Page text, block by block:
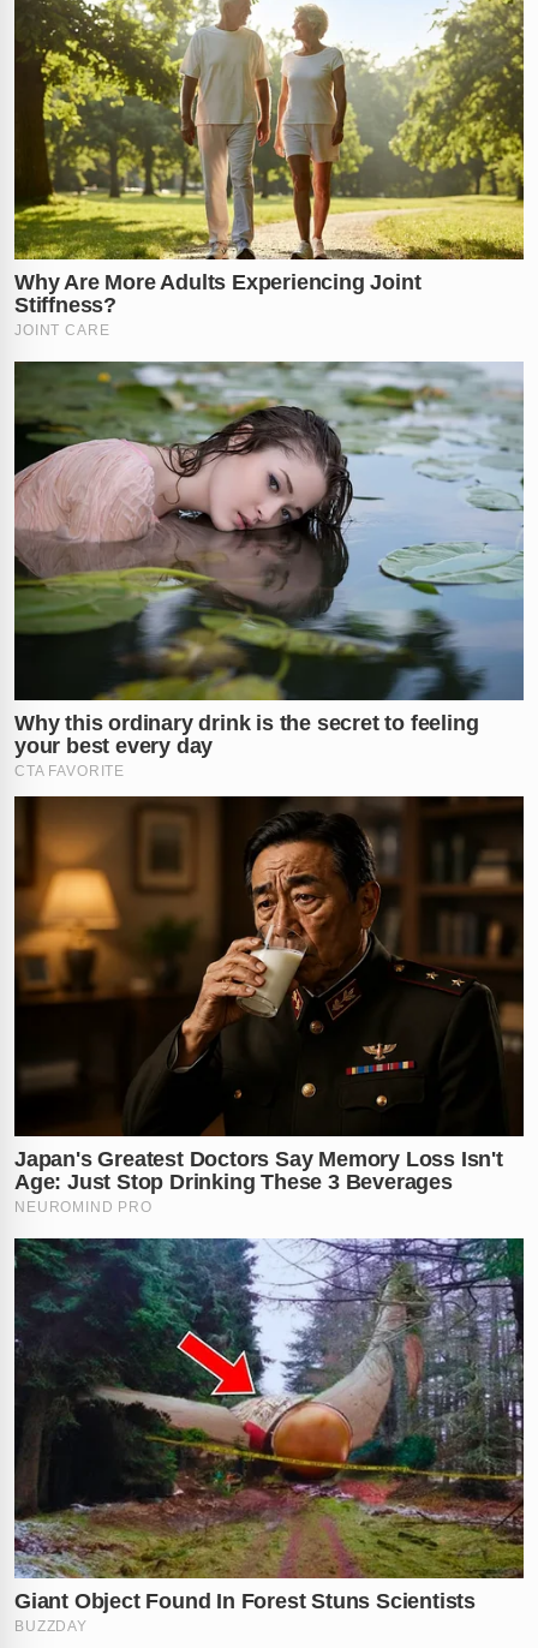
A cena geroupânico e revoltana comunidade local.
Apesar da gravidade, o homem foi indiciado por
estupro de vulnerável, mas segue em liberdade.
A Justiça decide agora se ele responderá preso ou
aguardará o julgamento solto. O caso tem gerado
grande indignaçãono município e nas redes sociais.
Muitos internautas pedem a
continuar solto? Marca quem precisa saber dessa
história!